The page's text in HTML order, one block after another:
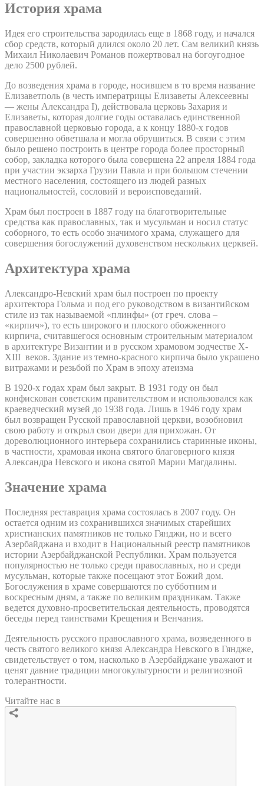
История храма
Идея его строительства зародилась еще в 1868 году, и начался
сбор средств, который длился около 20 лет. Сам великий князь
Михаил Николаевич Романов пожертвовал на богоугодное
дело 2500 рублей.
До возведения храма в городе, носившем в то время название
Елизаветполь (в честь императрицы Елизаветы Алексеевны
— жены Александра I), действовала церковь Захария и
Елизаветы, которая долгие годы оставалась единственной
православной церковью города, а к концу 1880-х годов
совершенно обветшала и могла обрушиться. В связи с этим
было решено построить в центре города более просторный
собор, закладка которого была совершена 22 апреля 1884 года
при участии экзарха Грузии Павла и при большом стечении
местного населения, состоящего из людей разных
национальностей, сословий и вероисповеданий.
Храм был построен в 1887 году на благотворительные
средства как православных, так и мусульман и носил статус
соборного, то есть особо значимого храма, служащего для
совершения богослужений духовенством нескольких церквей.
Архитектура храма
Александро-Невский храм был построен по проекту
архитектора Гольма и под его руководством в византийском
стиле из так называемой «плинфы» (от греч. слова –
«кирпич»), то есть широкого и плоского обожженного
кирпича, считавшегося основным строительным материалом
в архитектуре Византии и в русском храмовом зодчестве X-
XIII веков. Здание из темно-красного кирпича было украшено
витражами и резьбой по Храм в эпоху атеизма
В 1920-х годах храм был закрыт. В 1931 году он был
конфискован советским правительством и использовался как
краеведческий музей до 1938 года. Лишь в 1946 году храм
был возвращен Русской православной церкви, возобновил
свою работу и открыл свои двери для прихожан. От
дореволюционного интерьера сохранились старинные иконы,
в частности, храмовая икона святого благоверного князя
Александра Невского и икона святой Марии Магдалины.
Значение храма
Последняя реставрация храма состоялась в 2007 году. Он
остается одним из сохранившихся значимых старейших
христианских памятников не только Гянджи, но и всего
Азербайджана и входит в Национальный реестр памятников
истории Азербайджанской Республики. Храм пользуется
популярностью не только среди православных, но и среди
мусульман, которые также посещают этот Божий дом.
Богослужения в храме совершаются по субботним и
воскресным дням, а также по великим праздникам. Также
ведется духовно-просветительская деятельность, проводятся
беседы перед таинствами Крещения и Венчания.
Деятельность русского православного храма, возведенного в
честь святого великого князя Александра Невского в Гяндже,
свидетельствует о том, насколько в Азербайджане уважают и
ценят давние традиции многокультурности и религиозной
толерантности.
Читайте нас в